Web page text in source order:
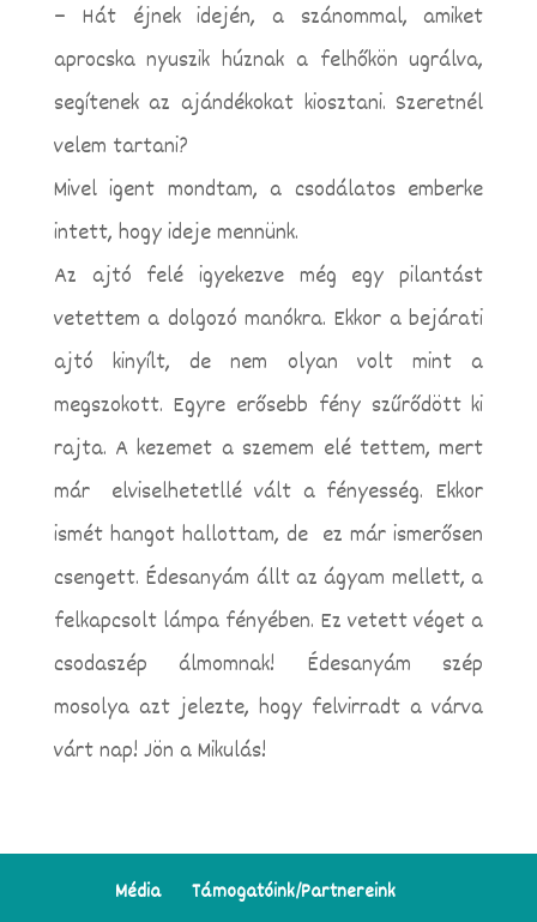
– Hát éjnek idején, a szánommal, amiket
aprocska nyuszik húznak a felhőkön ugrálva,
segítenek az ajándékokat kiosztani. Szeretnél
velem tartani?
Mivel igent mondtam, a csodálatos emberke
intett, hogy ideje mennünk.
Az ajtó felé igyekezve még egy pilantást
vetettem a dolgozó manókra. Ekkor a bejárati
ajtó kinyílt, de nem olyan volt mint a
megszokott. Egyre erősebb fény szűrődött ki
rajta. A kezemet a szemem elé tettem, mert
már elviselhetetllé vált a fényesség. Ekkor
ismét hangot hallottam, de ez már ismerősen
csengett. Édesanyám állt az ágyam mellett, a
felkapcsolt lámpa fényében. Ez vetett véget a
csodaszép álmomnak! Édesanyám szép
mosolya azt jelezte, hogy felvirradt a várva
várt nap! Jön a Mikulás!
Média Támogatóink/Partnereink